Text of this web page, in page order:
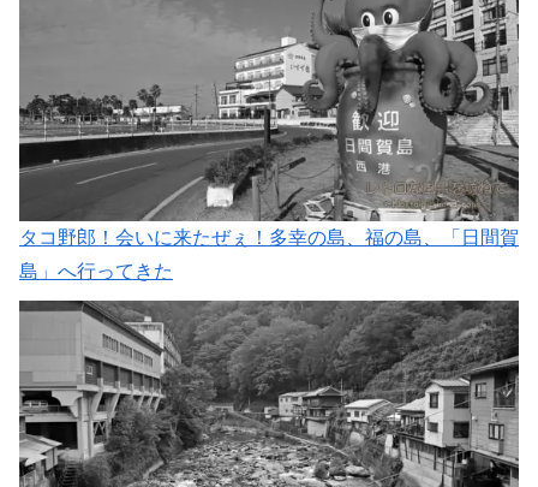
タコ野郎！会いに来たぜぇ！多幸の島、福の島、「日間賀
島」へ行ってきた